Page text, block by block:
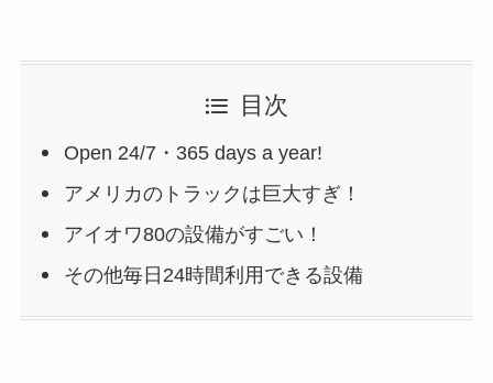
目次
Open 24/7・365 days a year!
アメリカのトラックは巨大すぎ！
アイオワ80の設備がすごい！
その他毎日24時間利用できる設備